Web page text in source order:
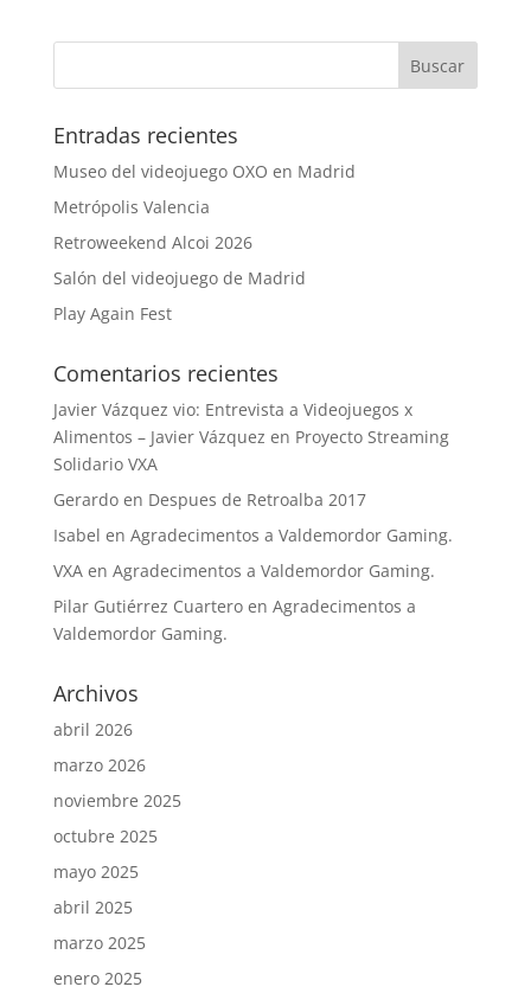
Entradas recientes
Museo del videojuego OXO en Madrid
Metrópolis Valencia
Retroweekend Alcoi 2026
Salón del videojuego de Madrid
Play Again Fest
Comentarios recientes
Javier Vázquez vio: Entrevista a Videojuegos x
Alimentos – Javier Vázquez en Proyecto Streaming
Solidario VXA
Gerardoen Despues de Retroalba 2017
Isabel en Agradecimentos a Valdemordor Gaming.
VXAen Agradecimentos a Valdemordor Gaming.
Pilar Gutiérrez Cuarteroen Agradecimentos a
Valdemordor Gaming.
Archivos
abril 2026
marzo 2026
noviembre 2025
octubre 2025
mayo 2025
abril 2025
marzo 2025
enero 2025